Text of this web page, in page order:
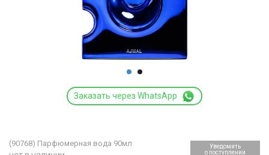
Заказать через WhatsApp
(90768) Парфюмерная вода 90мл
Уведомить
о поступлении